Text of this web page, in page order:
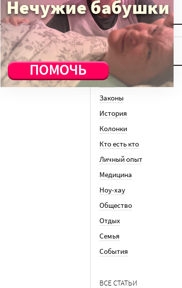
ТЕМЫ
Вера
Законы
История
Колонки
Кто есть кто
Личный опыт
Медицина
Ноу-хау
Общество
Отдых
Семья
События
ВСЕ СТАТЬИ